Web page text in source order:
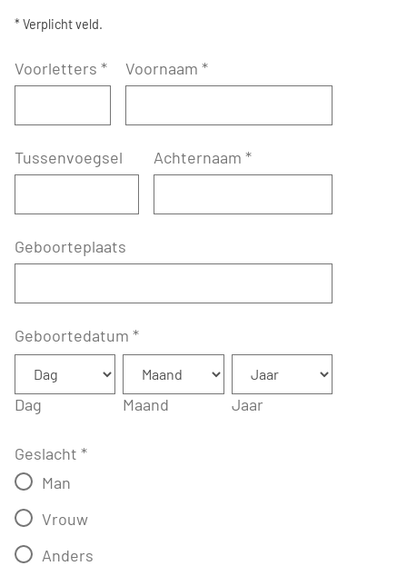
* Verplicht veld.
Voorletters * Voornaam *
Tussenvoegsel Achternaam *
Geboorteplaats
Geboortedatum *
Dag Maand Jaar
Geslacht *
Man
Vrouw
Anders